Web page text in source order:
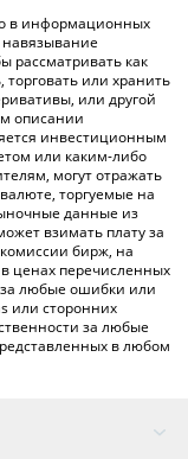
цены на
в информационных
навязывание
рассматривать как
или хранить
или другой
описании
инвестиционным
или каким-либо
могут отражать
торгуемые на
данные из
взимать плату за
комиссии бирж, на
ценах перечисленных
за любые ошибки или
или сторонних
за любые
в любом